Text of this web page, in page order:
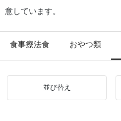
意しています。
食事療法食 おやつ類
並び替え